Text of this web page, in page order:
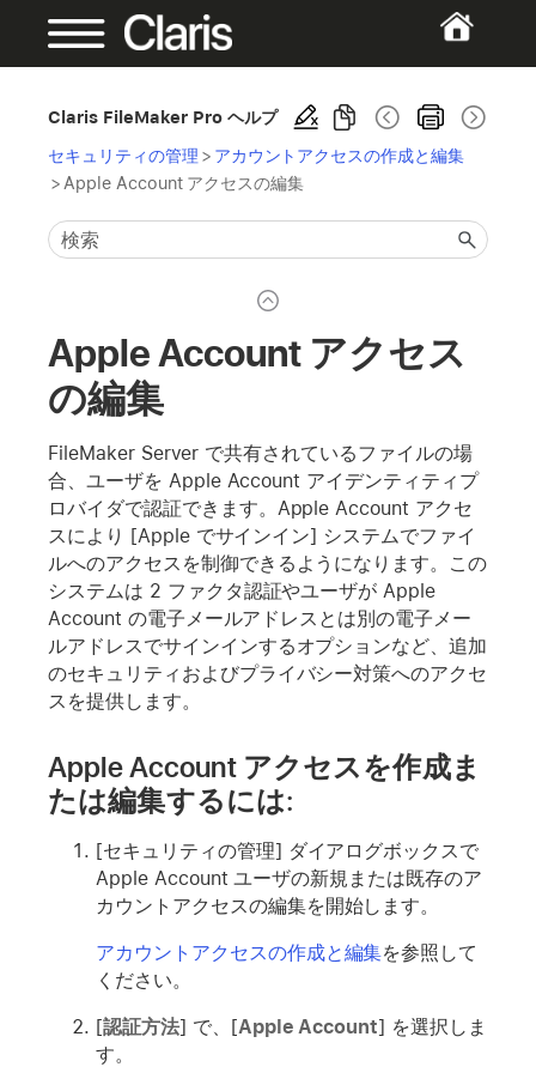
Claris FileMaker Pro ヘルプ
セキュリティの管理 > アカウントアクセスの作成と編集
> Apple Account アクセスの編集
Apple Account アクセス
の編集
FileMaker Server で共有されているファイルの場
合、ユーザを Apple Account アイデンティティプ
ロバイダで認証できます。Apple Account アクセ
スにより [Apple でサインイン] システムでファイ
ルへのアクセスを制御できるようになります。この
システムは 2 ファクタ認証やユーザが Apple
Account の電子メールアドレスとは別の電子メー
ルアドレスでサインインするオプションなど、追加
のセキュリティおよびプライバシー対策へのアクセ
スを提供します。
Apple Account アクセスを作成ま
たは編集するには:
[セキュリティの管理] ダイアログボックスで
Apple Account ユーザの新規または既存のア
カウントアクセスの編集を開始します。
アカウントアクセスの作成と編集を参照して
ください。
[認証方法] で、[Apple Account] を選択しま
す。